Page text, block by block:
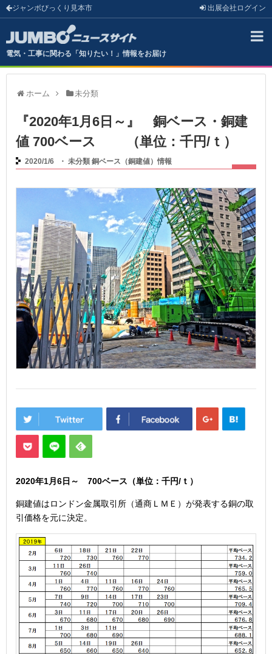
ジャンボびっくり見本市 出展会社 ログイン
電気・工事に関わる「知りたい！」情報をお届け
ホーム 未分類
『2020年1月6日～』 銅ベース・銅建
値 700ベース （単位：千円/ｔ）
2020/1/6 ・ 未分類 銅ベース（銅建値）情報
2020年1月6日 ～ 700ベース（単位：千円/ｔ）
銅建値はロンドン金属取引所（通商ＬＭＥ）が発表する銅の取
引価格を元に決定。